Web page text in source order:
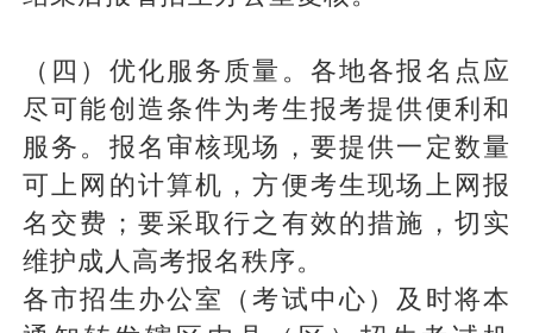
（四）优化服务质量。各地各报名点应
尽可能创造条件为考生报考提供便利和
服务。报名审核现场，要提供一定数量
可上网的计算机，方便考生现场上网报
名交费；要采取行之有效的措施，切实
维护成人高考报名秩序。
各市招生办公室（考试中心）及时将本